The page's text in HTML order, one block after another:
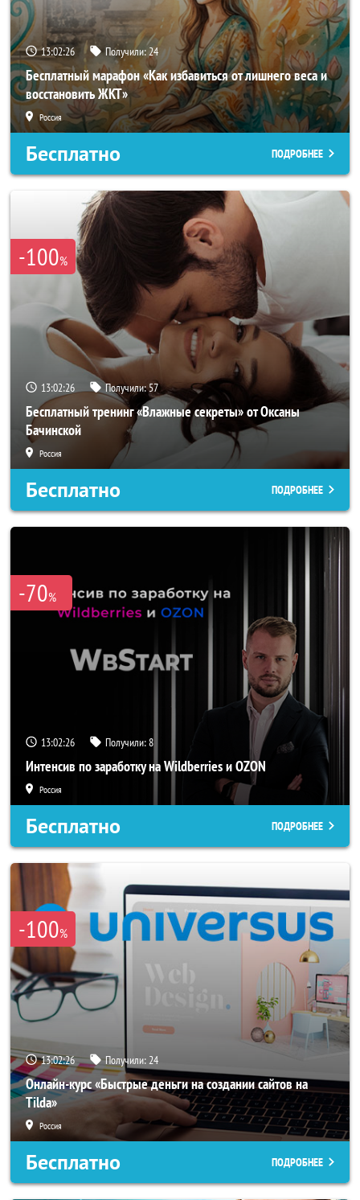
13:02:23 Получили:24
Бесплатный марафон «Как избавиться от лишнего веса и
восстановить ЖКТ»
Россия
Бесплатно ПОДРОБНЕЕ
-100%
13:02:23 Получили:57
Бесплатный тренинг «Влажные секреты» от Оксаны
Бачинской
Россия
Бесплатно ПОДРОБНЕЕ
-70%
13:02:23 Получили:8
Интенсив по заработку на Wildberries и OZON
Россия
Бесплатно ПОДРОБНЕЕ
-100%
13:02:23 Получили:24
Онлайн-курс «Быстрые деньги на создании сайтов на
Tilda»
Россия
Бесплатно ПОДРОБНЕЕ